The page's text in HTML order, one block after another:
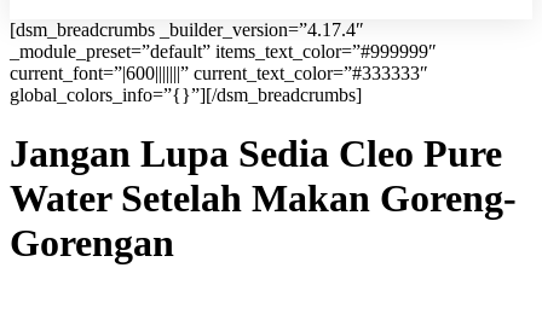
[dsm_breadcrumbs _builder_version=”4.17.4″
_module_preset=”default” items_text_color=”#999999″
current_font=”|600|||||||” current_text_color=”#333333″
global_colors_info=”{}”][/dsm_breadcrumbs]
Jangan Lupa Sedia Cleo Pure
Water Setelah Makan Goreng-
Gorengan